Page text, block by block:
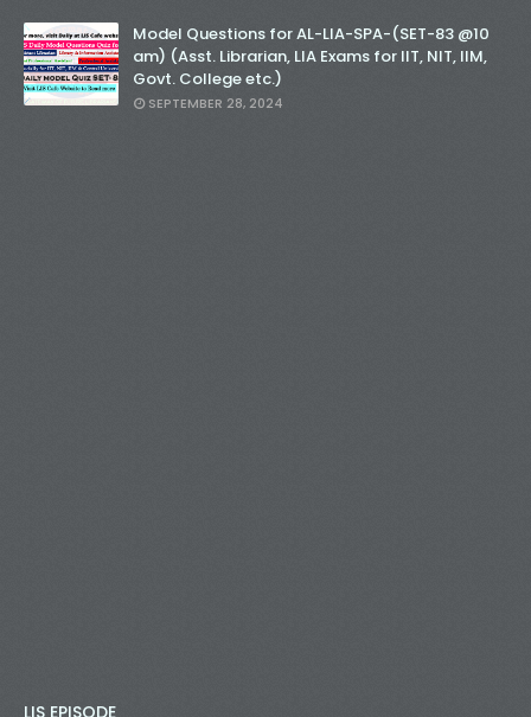
Model Questions for AL-LIA-SPA-(SET-83 @10
am) (Asst. Librarian, LIA Exams for IIT, NIT, IIM,
Govt. College etc.)
SEPTEMBER 28, 2024